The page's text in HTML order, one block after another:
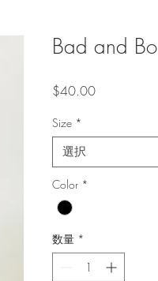
Bad and
$40.00価
Size *
選択
Color *
数量 *